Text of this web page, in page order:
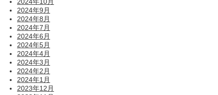
2024年9月
2024年8月
2024年7月
2024年6月
2024年5月
2024年4月
2024年3月
2024年2月
2024年1月
2023年12月